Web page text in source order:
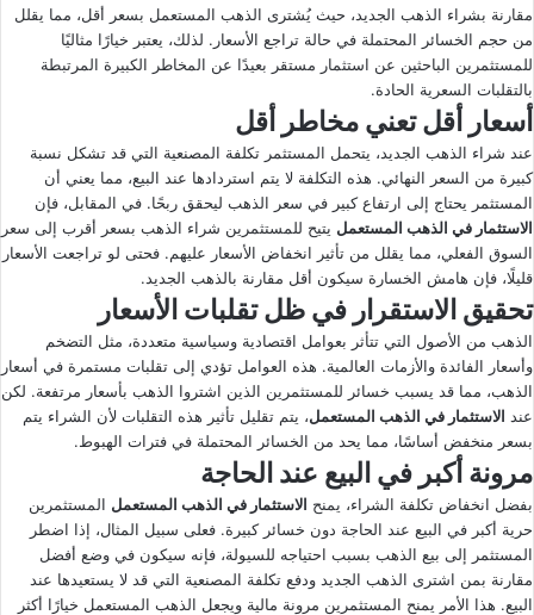
مقارنة بشراء الذهب الجديد، حيث يُشترى الذهب المستعمل بسعر أقل، مما يقلل
من حجم الخسائر المحتملة في حالة تراجع الأسعار. لذلك، يعتبر خيارًا مثاليًا
للمستثمرين الباحثين عن استثمار مستقر بعيدًا عن المخاطر الكبيرة المرتبطة
بالتقلبات السعرية الحادة.
أسعار أقل تعني مخاطر أقل
عند شراء الذهب الجديد، يتحمل المستثمر تكلفة المصنعية التي قد تشكل نسبة
كبيرة من السعر النهائي. هذه التكلفة لا يتم استردادها عند البيع، مما يعني أن
المستثمر يحتاج إلى ارتفاع كبير في سعر الذهب ليحقق ربحًا. في المقابل، فإن
الاستثمار في الذهب المستعمل يتيح للمستثمرين شراء الذهب بسعر أقرب إلى سعر
السوق الفعلي، مما يقلل من تأثير انخفاض الأسعار عليهم. فحتى لو تراجعت الأسعار
قليلًا، فإن هامش الخسارة سيكون أقل مقارنة بالذهب الجديد.
تحقيق الاستقرار في ظل تقلبات الأسعار
الذهب من الأصول التي تتأثر بعوامل اقتصادية وسياسية متعددة، مثل التضخم
وأسعار الفائدة والأزمات العالمية. هذه العوامل تؤدي إلى تقلبات مستمرة في أسعار
الذهب، مما قد يسبب خسائر للمستثمرين الذين اشتروا الذهب بأسعار مرتفعة. لكن
عند الاستثمار في الذهب المستعمل، يتم تقليل تأثير هذه التقلبات لأن الشراء يتم
بسعر منخفض أساسًا، مما يحد من الخسائر المحتملة في فترات الهبوط.
مرونة أكبر في البيع عند الحاجة
بفضل انخفاض تكلفة الشراء، يمنح الاستثمار في الذهب المستعمل المستثمرين
حرية أكبر في البيع عند الحاجة دون خسائر كبيرة. فعلى سبيل المثال، إذا اضطر
المستثمر إلى بيع الذهب بسبب احتياجه للسيولة، فإنه سيكون في وضع أفضل
مقارنة بمن اشترى الذهب الجديد ودفع تكلفة المصنعية التي قد لا يستعيدها عند
البيع. هذا الأمر يمنح المستثمرين مرونة مالية ويجعل الذهب المستعمل خيارًا أكثر